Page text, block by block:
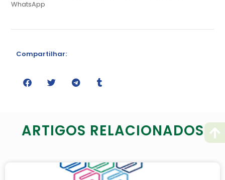
WhatsApp
Compartilhar:
ARTIGOS RELACIONADOS